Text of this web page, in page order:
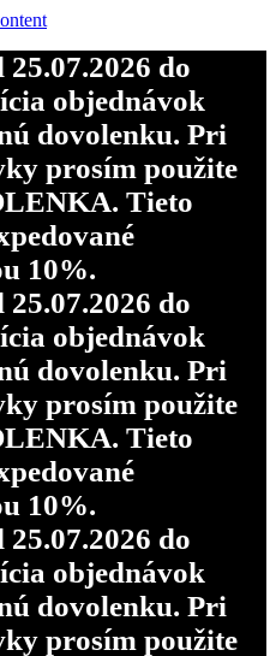
10%.
do
objednávok
dovolenku. Pri
prosím použite
Tieto
10%.
do
objednávok
dovolenku. Pri
prosím použite
Tieto
10%.
do
objednávok
dovolenku. Pri
prosím použite
Tieto
10%.
do
objednávok
dovolenku. Pri
prosím použite
Tieto
10%.
do
objednávok
dovolenku. Pri
prosím použite